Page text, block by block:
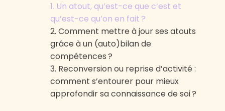
Un atout, qu’est-ce que c’est et
qu’est-ce qu’on en fait ?
Comment mettre à jour ses atouts
grâce à un (auto)bilan de
compétences ?
Reconversion ou reprise d’activité :
comment s’entourer pour mieux
approfondir sa connaissance de soi ?